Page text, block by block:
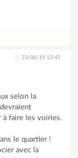
23/06/19 13:45
selon la
à faire les voiries.
le quartier !
avec la